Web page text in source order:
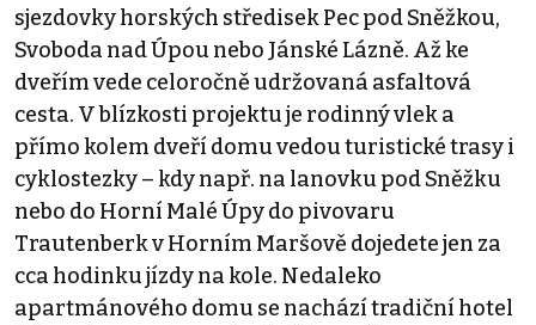
sjezdovky horských středisek Pec pod Sněžkou,
Svoboda nad Úpou nebo Jánské Lázně. Až ke
dveřím vede celoročně udržovaná asfaltová
cesta. V blízkosti projektu je rodinný vlek a
přímo kolem dveří domu vedou turistické trasy i
cyklostezky – kdy např. na lanovku pod Sněžku
nebo do Horní Malé Úpy do pivovaru
Trautenberk v Horním Maršově dojedete jen za
cca hodinku jízdy na kole. Nedaleko
apartmánového domu se nachází tradiční hotel